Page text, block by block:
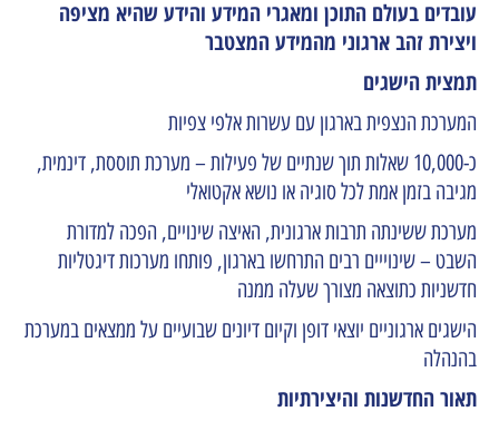
עובדים בעולם התוכן ומאגרי המידע והידע שהיא מציפה
ויצירת זהב ארגוני מהמידע המצטבר
תמצית הישגים
המערכת הנצפית בארגון עם עשרות אלפי צפיות
כ-10,000 שאלות תוך שנתיים של פעילות – מערכת תוססת, דינמית,
מגיבה בזמן אמת לכל סוגיה או נושא אקטואלי
מערכת ששינתה תרבות ארגונית, האיצה שינויים, הפכה למדורת
השבט – שינוייים רבים התרחשו בארגון, פותחו מערכות דיגטליות
חדשניות כתוצאה מצורך שעלה ממנה
הישגים ארגוניים יוצאי דופן וקיום דיונים שבועיים על ממצאים במערכת
בהנהלה
תאור החדשנות והיצירתיות